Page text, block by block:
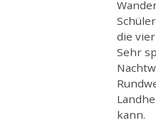
die
Sehr
kann.